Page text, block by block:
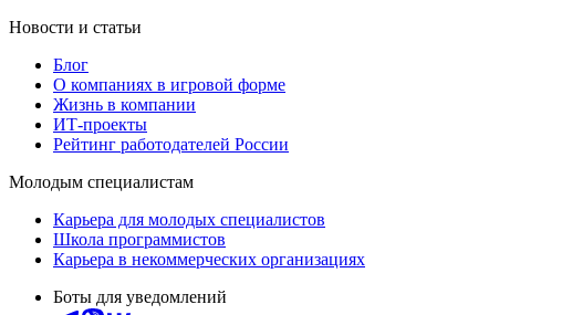
Новости и статьи
Блог
О компаниях в игровой форме
Жизнь в компании
ИТ-проекты
Рейтинг работодателей России
Молодым специалистам
Карьера для молодых специалистов
Школа программистов
Карьера в некоммерческих организациях
Боты для уведомлений